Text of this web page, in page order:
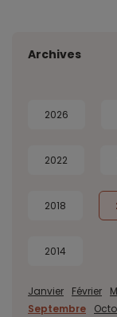
Archives
2026
2022
2018
2014
Janvier Février
Septembre